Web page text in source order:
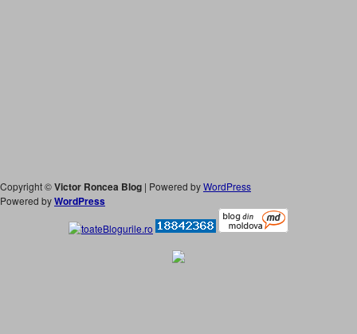
Copyright ©Victor Roncea Blog | Powered byWordPress
Powered byWordPress